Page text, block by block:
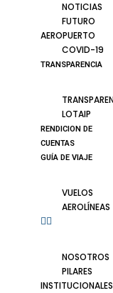
NOTICIAS
FUTURO
AEROPUERTO
COVID-19
TRANSPARENCIA
LOTAIP
RENDICION DE
CUENTAS
GUÍA DE VIAJE
VUELOS
AEROLÍNEAS
NOSOTROS
PILARES
INSTITUCIONALES